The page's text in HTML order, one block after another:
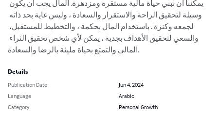
يمكننا أن نبني حياة مالية مستقرة ومزدهرة. المال يجب أن يكون
وسيلة لتحقيق الراحة والاستقرار والسعادة ، وليس غاية بحد ذاته
لجمعه وكنزة . باستخدام المال بحكمة ، والتخطيط للمستقبل،
والسعي لتحقيق الأهداف بجدية ، يمكن لأي شخص تحقيق الثراء
المالي والتمتع بحياة مليئة بالرضا والسعادة.
Details
Publication Date
Jun 4, 2024
Language
Arabic
Category
Personal Growth